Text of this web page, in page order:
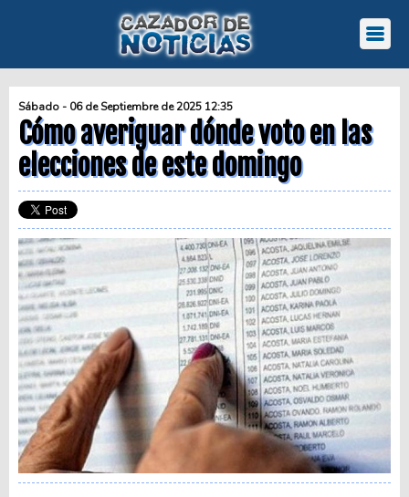
Sábado - 06 de Septiembre de 2025 12:35
Cómo averiguar dónde voto en las
elecciones de este domingo